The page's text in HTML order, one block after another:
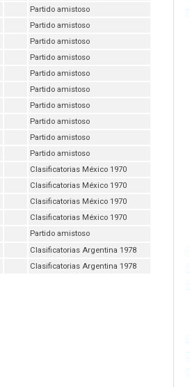
Partido amistoso
Partido amistoso
Partido amistoso
Partido amistoso
Partido amistoso
Partido amistoso
Partido amistoso
Partido amistoso
Partido amistoso
Partido amistoso
Clasificatorias México 1970
Clasificatorias México 1970
Clasificatorias México 1970
Clasificatorias México 1970
Partido amistoso
Clasificatorias Argentina 1978
Clasificatorias Argentina 1978